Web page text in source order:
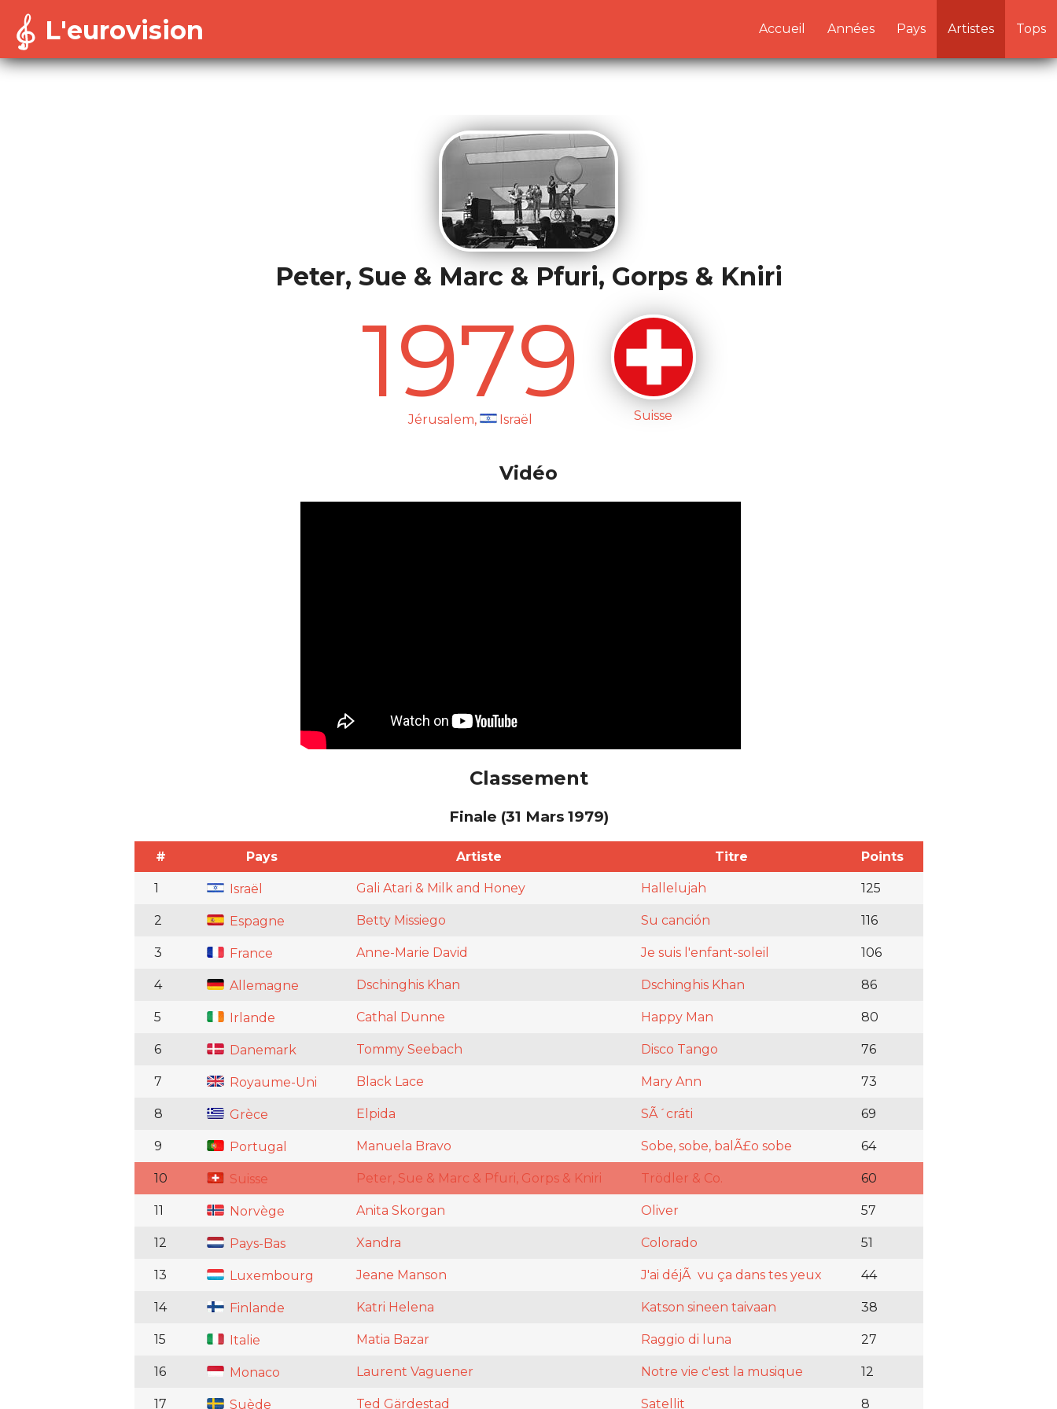
Warning
: Cannot modify header information - headers already sent by (output started at /home/dekoh/eurovision/artistes.php:1) in
/home/dekoh/eurovision/includes/session-config.inc.php
L'eurovision Tops
Artistes
Pays
Années
Accueil
Peter, Sue & Marc & Pfuri, Gorps & Kniri
1979
Jérusalem, Israël Suisse
Vidéo
Classement
Finale (31 Mars 1979)
# Pays Artiste Titre Points
1 Israël Gali Atari & Milk and Honey Hallelujah 125
2 Espagne Betty Missiego Su canción 116
3 France Anne-Marie David Je suis l'enfant-soleil 106
4 Allemagne Dschinghis Khan Dschinghis Khan 86
5 Irlande Cathal Dunne Happy Man 80
6 Danemark Tommy Seebach Disco Tango 76
7 Royaume-Uni Black Lace Mary Ann 73
8 Grèce Elpida SÃ´cráti 69
9 Portugal Manuela Bravo Sobe, sobe, balÃ£o sobe 64
10 Suisse Peter, Sue & Marc & Pfuri, Gorps & Kniri Trödler & Co. 60
11 Norvège Anita Skorgan Oliver 57
12 Pays-Bas Xandra Colorado 51
13 Luxembourg Jeane Manson J'ai déjÃ vu ça dans tes yeux 44
14 Finlande Katri Helena Katson sineen taivaan 38
15 Italie Matia Bazar Raggio di luna 27
16 Monaco Laurent Vaguener Notre vie c'est la musique 12
17 Suède Ted Gärdestad Satellit 8